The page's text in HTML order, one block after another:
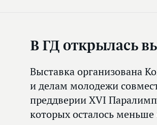
В ГД открылась
Выставка организована
и делам молодежи
преддверии XVI
которых осталось меньше